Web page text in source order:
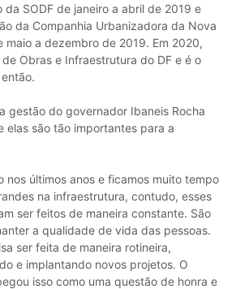
da SODF de janeiro a abril de 2019 e
da Companhia Urbanizadora da Nova
maio a dezembro de 2019. Em 2020,
Obras e Infraestrutura do DF e é o
gestão do governador Ibaneis Rocha
elas são tão importantes para a
nos últimos anos e ficamos muito tempo
na infraestrutura, contudo, esses
ser feitos de maneira constante. São
a qualidade de vida das pessoas.
ser feita de maneira rotineira,
e implantando novos projetos. O
isso como uma questão de honra e